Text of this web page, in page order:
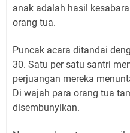
anak adalah hasil
orang tua.
Puncak acara ditandai
30. Satu per satu santri
perjuangan mereka
Di wajah para orang tua
disembunyikan.